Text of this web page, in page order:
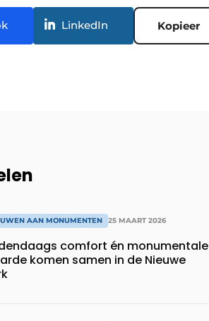
LinkedIn Kopieer
AAN MONUMENTEN 25 MAART 2026
comfort én monumentale
komen samen in de Nieuwe